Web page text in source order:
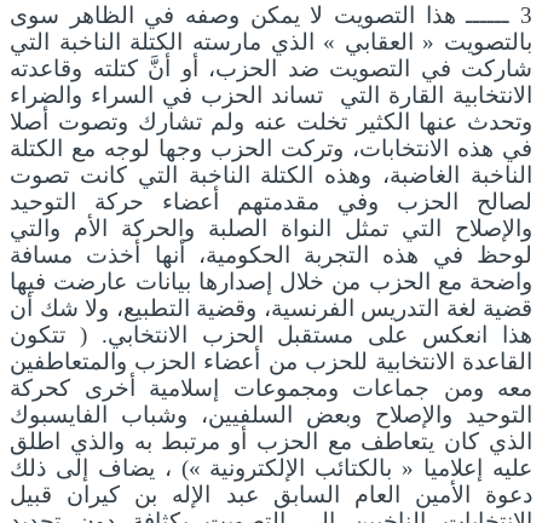
3 ــــــ هذا التصويت لا يمكن وصفه في الظاهر سوى
بالتصويت « العقابي » الذي مارسته الكتلة الناخبة التي
شاركت في التصويت ضد الحزب، أو أنَّ كتلته وقاعدته
الانتخابية القارة التي تساند الحزب في السراء والضراء
وتحدث عنها الكثير تخلت عنه ولم تشارك وتصوت أصلا
في هذه الانتخابات، وتركت الحزب وجها لوجه مع الكتلة
الناخبة الغاضبة، وهذه الكتلة الناخبة التي كانت تصوت
لصالح الحزب وفي مقدمتهم أعضاء حركة التوحيد
والإصلاح التي تمثل النواة الصلبة والحركة الأم والتي
لوحظ في هذه التجربة الحكومية، أنها أخذت مسافة
واضحة مع الحزب من خلال إصدارها بيانات عارضت فيها
قضية لغة التدريس الفرنسية، وقضية التطبيع، ولا شك أن
هذا انعكس على مستقبل الحزب الانتخابي. ( تتكون
القاعدة الانتخابية للحزب من أعضاء الحزب والمتعاطفين
معه ومن جماعات ومجموعات إسلامية أخرى كحركة
التوحيد والإصلاح وبعض السلفيين، وشباب الفايسبوك
الذي كان يتعاطف مع الحزب أو مرتبط به والذي اطلق
عليه إعلاميا « بالكتائب الإلكترونية ») ، يضاف إلى ذلك
دعوة الأمين العام السابق عبد الإله بن كيران قبيل